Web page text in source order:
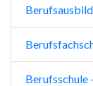
Berufsschule